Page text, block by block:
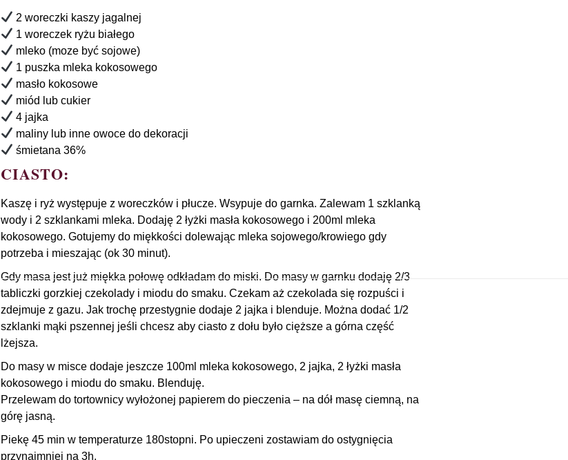
2 woreczki kaszy jagalnej
1 woreczek ryżu białego
mleko (moze być sojowe)
1 puszka mleka kokosowego
masło kokosowe
miód lub cukier
4 jajka
maliny lub inne owoce do dekoracji
śmietana 36%
CIASTO:
Kaszę i ryż występuje z woreczków i płucze. Wsypuje do garnka. Zalewam 1 szklanką
wody i 2 szklankami mleka. Dodaję 2 łyżki masła kokosowego i 200ml mleka
kokosowego. Gotujemy do miękkości dolewając mleka sojowego/krowiego gdy
potrzeba i mieszając (ok 30 minut).
Gdy masa jest już miękka połowę odkładam do miski. Do masy w garnku dodaję 2/3
tabliczki gorzkiej czekolady i miodu do smaku. Czekam aż czekolada się rozpuści i
zdejmuje z gazu. Jak trochę przestygnie dodaje 2 jajka i blenduje. Można dodać 1/2
szklanki mąki pszennej jeśli chcesz aby ciasto z dołu było cięższe a górna część
lżejsza.
Do masy w misce dodaje jeszcze 100ml mleka kokosowego, 2 jajka, 2 łyżki masła
kokosowego i miodu do smaku. Blenduję.
Przelewam do tortownicy wyłożonej papierem do pieczenia – na dół masę ciemną, na
górę jasną.
Piekę 45 min w temperaturze 180stopni. Po upieczeni zostawiam do ostygnięcia
przynajmniej na 3h.